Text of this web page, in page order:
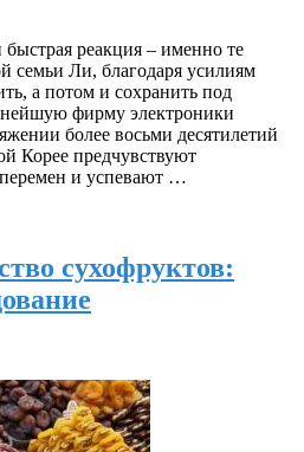
реакция – именно те
семьи Ли, благодаря усилиям
а потом и сохранить под
фирму электроники
более восьми десятилетий
Корее предчувствуют
и успевают …
сухофруктов: